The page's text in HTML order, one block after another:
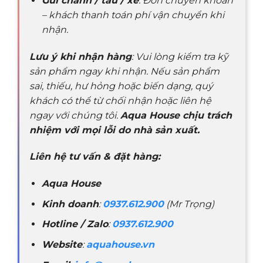
– khách thanh toán phí vận chuyển khi
nhận.
Lưu ý khi nhận hàng: Vui lòng kiểm tra kỹ
sản phẩm ngay khi nhận. Nếu sản phẩm
sai, thiếu, hư hỏng hoặc biến dạng, quý
khách có thể từ chối nhận hoặc liên hệ
ngay với chúng tôi. Aqua House chịu trách
nhiệm với mọi lỗi do nhà sản xuất.
Liên hệ tư vấn & đặt hàng:
Aqua House
Kinh doanh:0937.612.900(Mr Trọng)
Hotline / Zalo:0937.612.900
Website:aquahouse.vn